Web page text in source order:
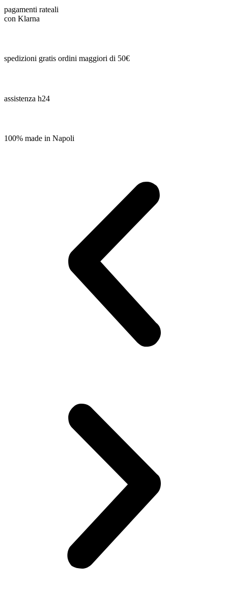
pagamenti rateali
con Klarna
spedizioni gratis ordini maggiori di 50€
assistenza h24
100% made in Napoli